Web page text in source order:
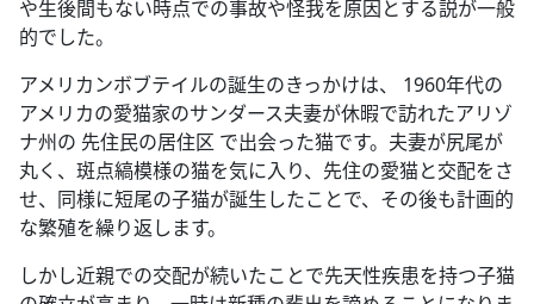
や生後間もない時点での事故や怪我を原因とする説が一般
的でした。
アメリカンボブテイルの誕生のきっかけは、 1960年代の
アメリカの愛猫家のサンダース夫妻が休暇で訪れたアリゾ
ナ州の 先住民の居住区 で出会った猫です。夫妻が尻尾が
丸く、斑点縞模様の猫を気に入り、先住の愛猫と交配をさ
せ、同様に短尾の子猫が誕生したことで、その後も計画的
な繁殖を繰り返します。
しかし近親での交配が続いたことで先天性疾患を持つ子猫